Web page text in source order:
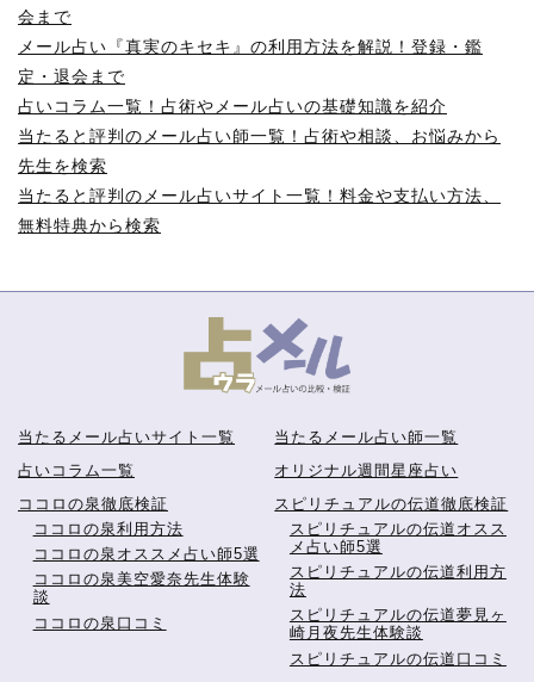
会まで
メール占い『真実のキセキ』の利用方法を解説！登録・鑑
定・退会まで
占いコラム一覧！占術やメール占いの基礎知識を紹介
当たると評判のメール占い師一覧！占術や相談、お悩みから
先生を検索
当たると評判のメール占いサイト一覧！料金や支払い方法、
無料特典から検索
当たるメール占いサイト一覧
当たるメール占い師一覧
占いコラム一覧
オリジナル週間星座占い
ココロの泉徹底検証
ココロの泉利用方法
ココロの泉オススメ占い師5選
ココロの泉美空愛奈先生体験
談
ココロの泉口コミ
スピリチュアルの伝道徹底検証
スピリチュアルの伝道オスス
メ占い師5選
スピリチュアルの伝道利用方
法
スピリチュアルの伝道夢見ヶ
崎月夜先生体験談
スピリチュアルの伝道口コミ